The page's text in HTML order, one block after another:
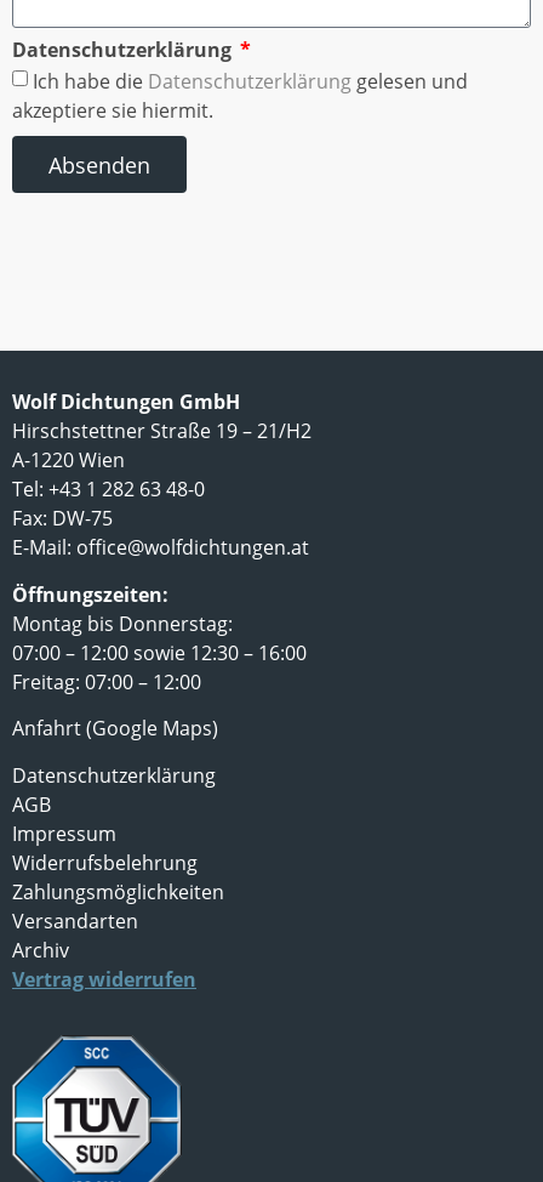
Datenschutzerklärung
Ich habe die Datenschutzerklärung gelesen und
akzeptiere sie hiermit.
Absenden
Wolf Dichtungen GmbH
Hirschstettner Straße 19 – 21/H2
A-1220 Wien
Tel: +43 1 282 63 48-0
Fax: DW-75
E-Mail: office@wolfdichtungen.at
Öffnungszeiten:
Montag bis Donnerstag:
07:00 – 12:00 sowie 12:30 – 16:00
Freitag: 07:00 – 12:00
Anfahrt (Google Maps)
Datenschutzerklärung
AGB
Impressum
Widerrufsbelehrung
Zahlungsmöglichkeiten
Versandarten
Archiv
Vertrag widerrufen